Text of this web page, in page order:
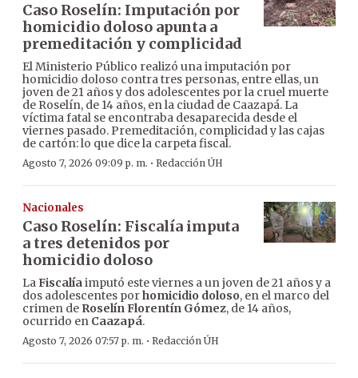
Caso Roselín: Imputación por
homicidio doloso apunta a
premeditación y complicidad
El Ministerio Público realizó una imputación por
homicidio doloso contra tres personas, entre ellas, un
joven de 21 años y dos adolescentes por la cruel muerte
de Roselín, de 14 años, en la ciudad de Caazapá. La
víctima fatal se encontraba desaparecida desde el
viernes pasado. Premeditación, complicidad y las cajas
de cartón: lo que dice la carpeta fiscal.
Agosto 7, 2026 09:09 p. m. · Redacción ÚH
Nacionales
Caso Roselín: Fiscalía imputa
a tres detenidos por
homicidio doloso
LaFiscalíaimputó este viernes a un joven de 21 años y a
dos adolescentes porhomicidio doloso, en el marco del
crimen de Roselín Florentín Gómez, de 14 años,
ocurrido en Caazapá.
Agosto 7, 2026 07:57 p. m. · Redacción ÚH